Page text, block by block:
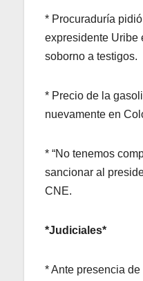
* Procuraduría
expresidente Uribe
soborno a testigos.
* Precio de la
nuevamente en
* “No tenemos
sancionar al
CNE.
*Judiciales*
* Ante presencia